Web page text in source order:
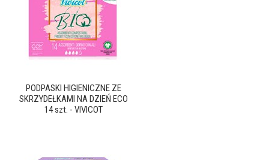
PODPASKI HIGIENICZNE ZE
SKRZYDEŁKAMI NA DZIEŃ ECO
14 szt. - VIVICOT